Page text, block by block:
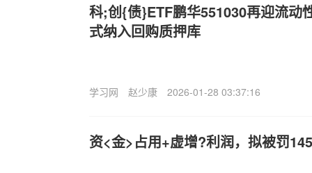
科;创{债}ETF鹏华551030再迎流动
式纳入回购质押库
学习网 赵少康 2026-01-28 03:37:16
资<金>占用+虚增?利润，拟被罚